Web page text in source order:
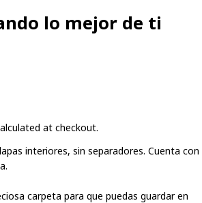
lo mejor de ti
at checkout.
interiores, sin separadores. Cuenta con
carpeta para que puedas guardar en